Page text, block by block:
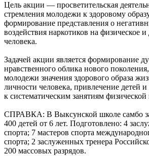
Цель акции — просветительская
стремления молодежи к здоровому
формирование представления о
воздействия наркотиков на физическое и
человека.
Задачей акции является формирование
нравственного облика нового
молодежи значения здорового образа
личности человека, привлечение детей и
к систематическим занятиям
СПРАВКА: В Выксунской школе самбо
400 детей от 6 лет. Подготовлено: 4
спорта; 7 мастеров спорта
спорта; 2 заслуженных тренера
200 массовых разрядов.